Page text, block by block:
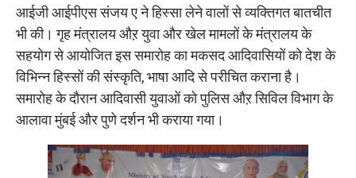
आईजी आईपीएस संजय ए ने हिस्सा लेने वालों से व्यक्तिगत बातचीत
भी की। गृह मंत्रालय औऱ युवा और खेल मामलों के मंत्रालय के
सहयोग से आयोजित इस समारोह का मकसद आदिवासियों को देश के
विभिन्न हिस्सों की संस्कृति, भाषा आदि से परीचित कराना है।
समारोह के दौरान आदिवासी युवाओं को पुलिस औऱ सिविल विभाग के
आलावा मुंबई और पुणे दर्शन भी कराया गया।